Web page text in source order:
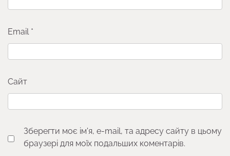
Email *
Сайт
Зберегти моє ім'я, e-mail, та адресу сайту в цьому
браузері для моїх подальших коментарів.